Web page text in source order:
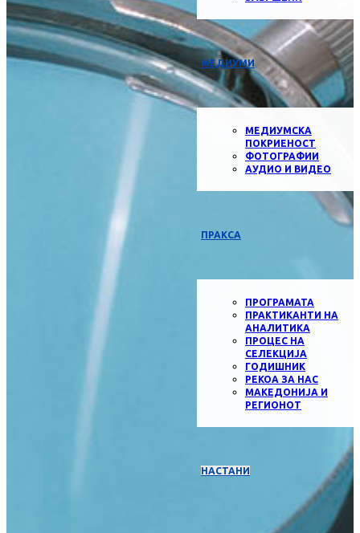
МЕДИУМИ
МЕДИУМСКА
ПОКРИЕНОСТ
ФОТОГРАФИИ
АУДИО И ВИДЕО
ПРАКСА
ПРОГРАМАТА
ПРАКТИКАНТИ НА
АНАЛИТИКА
ПРОЦЕС НА
СЕЛЕКЦИЈА
ГОДИШНИК
РЕКОА ЗА НАС
МАКЕДОНИЈА И
РЕГИОНОТ
НАСТАНИ